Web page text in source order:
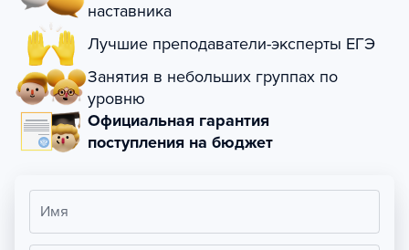
наставника
Лучшие преподаватели-эксперты ЕГЭ
Занятия в небольших группах по
уровню
Официальная гарантия
поступления на бюджет
Имя